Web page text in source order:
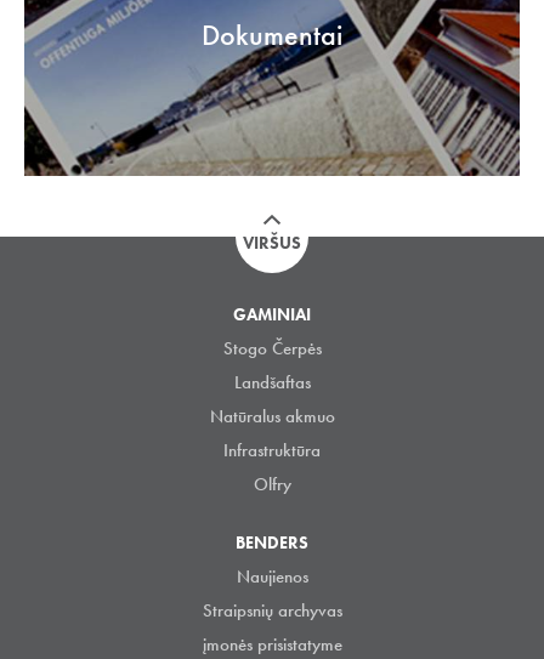
Dokumentai
VIRŠUS
GAMINIAI
Stogo Čerpės
Landšaftas
Natūralus akmuo
Infrastruktūra
Olfry
BENDERS
Naujienos
Straipsnių archyvas
įmonės prisistatyme